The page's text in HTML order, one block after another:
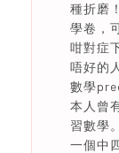
種折磨
學卷，
咁對症
唔好的
數學
本人曾
習數學
一個中